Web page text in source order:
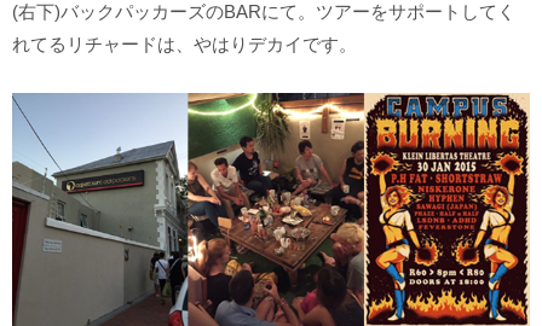
(右下)バックパッカーズのBARにて。ツアーをサポートしてく
れてるリチャードは、やはりデカイです。